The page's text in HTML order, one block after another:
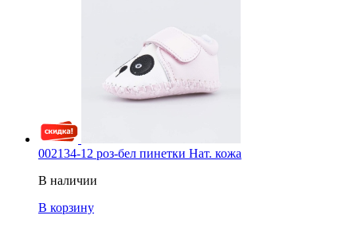
002134-12 роз-бел пинетки Нат. кожа
В наличии
В корзину